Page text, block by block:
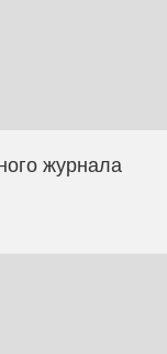
журнала